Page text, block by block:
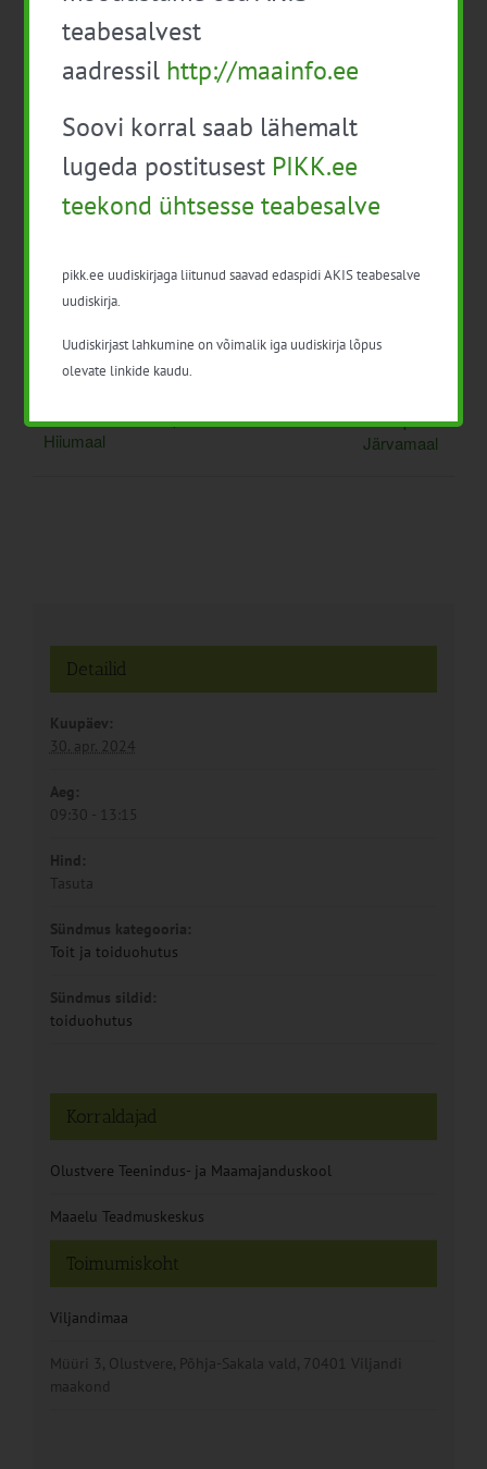
Facebook LinkedInEmail
loomatoetuste infopäev
Hiiumaal
loomatoetuste infopäev
Järvamaal
Detailid
Kuupäev:
30. apr. 2024
Aeg:
09:30 - 13:15
Hind:
Tasuta
Sündmus kategooria:
Toit ja toiduohutus
Sündmus sildid:
toiduohutus
Toimumiskoht
Viljandimaa
Müüri 3, Olustvere, Põhja-Sakala vald, 70401 Viljandi
maakond
Korraldajad
Olustvere Teenindus- ja Maamajanduskool
Maaelu Teadmuskeskus
teabesalvest
aadressil http://maainfo.ee
Soovi korral saab lähemalt
lugeda postitusest PIKK.ee
teekond ühtsesse teabesalve
pikk.ee uudiskirjaga liitunud saavad edaspidi AKIS teabesalve
uudiskirja.
Uudiskirjast lahkumine on võimalik iga uudiskirja lõpus
olevate linkide kaudu.